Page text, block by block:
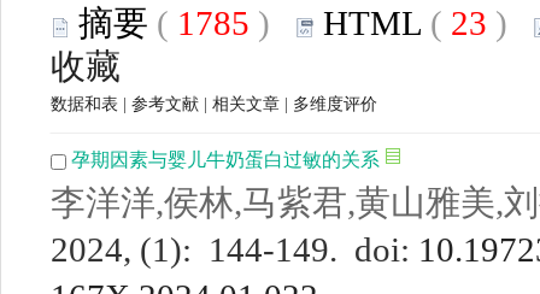
摘要 ( 1785 ) HTML ( 23 )
收藏
数据和表 参考文献 相关文章 多维度评价
孕期因素与婴儿牛奶蛋白过敏的关系
李洋洋,侯林,马紫君,黄山雅美,
2024, (1): 144-149. doi: